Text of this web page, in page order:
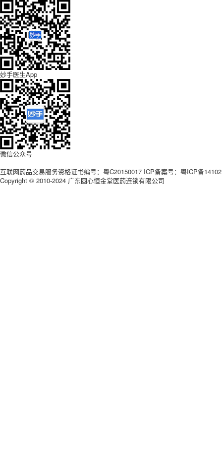
妙手医生App
微信公众号
互联网药品交易服务资格证书编号：粤C20150017 ICP备案号： 粤ICP备
Copyright © 2010-2024 广东圆心恒金堂医药连锁有限公司